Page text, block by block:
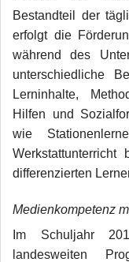
Bestandteil der
erfolgt die
während des
unterschiedliche
Lerninhalte,
Hilfen und
wie
Werkstattunterricht
differenzierten
Medienkompetenz
Im Schuljahr
landesweiten